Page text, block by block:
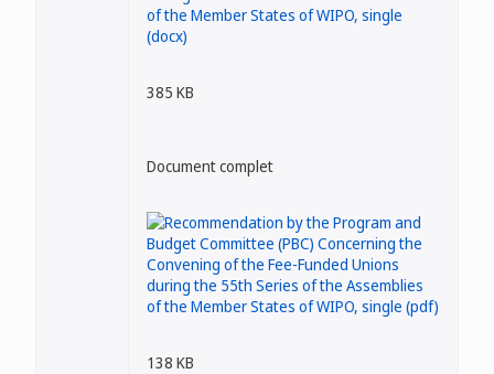
385 KB
Document complet
138 KB